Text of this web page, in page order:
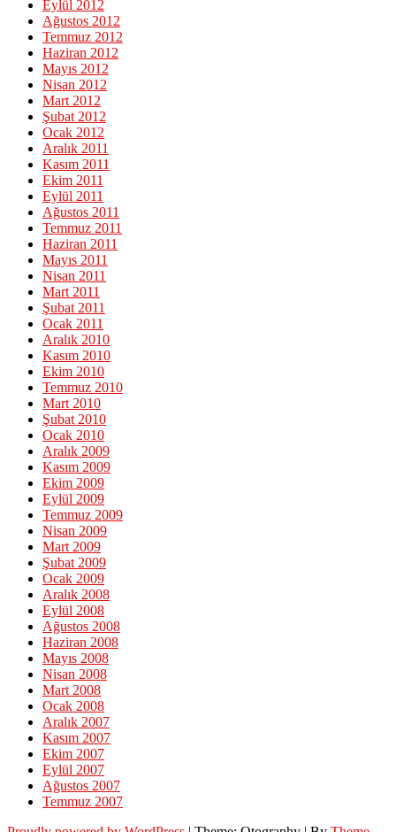
Eylül 2012
Ağustos 2012
Temmuz 2012
Haziran 2012
Mayıs 2012
Nisan 2012
Mart 2012
Şubat 2012
Ocak 2012
Aralık 2011
Kasım 2011
Ekim 2011
Eylül 2011
Ağustos 2011
Temmuz 2011
Haziran 2011
Mayıs 2011
Nisan 2011
Mart 2011
Şubat 2011
Ocak 2011
Aralık 2010
Kasım 2010
Ekim 2010
Temmuz 2010
Mart 2010
Şubat 2010
Ocak 2010
Aralık 2009
Kasım 2009
Ekim 2009
Eylül 2009
Temmuz 2009
Nisan 2009
Mart 2009
Şubat 2009
Ocak 2009
Aralık 2008
Eylül 2008
Ağustos 2008
Haziran 2008
Mayıs 2008
Nisan 2008
Mart 2008
Ocak 2008
Aralık 2007
Kasım 2007
Ekim 2007
Eylül 2007
Ağustos 2007
Temmuz 2007